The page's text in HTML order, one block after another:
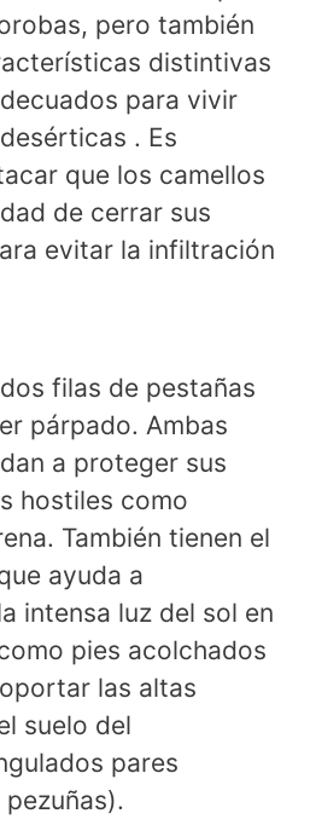
pero también
distintivas
para vivir
. Es
que los camellos
de cerrar sus
evitar la infiltración
filas de pestañas
párpado. Ambas
a proteger sus
hostiles como
También tienen el
ayuda a
intensa luz del sol en
pies acolchados
las altas
suelo del
pares